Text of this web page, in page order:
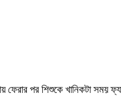
ফেরার পর শিশুকে খানিকটা